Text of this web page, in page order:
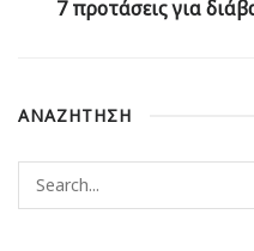
7 προτάσεις για
ΑΝΑΖΗΤΗΣΗ